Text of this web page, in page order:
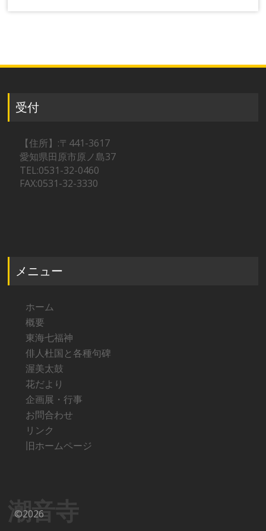
受付
【住所】:〒441-3617
愛知県田原市原ノ島37
TEL:0531-32-0460
FAX:0531-32-3330
メニュー
ホーム
概要
東海七福神
俳人杜国と各種句碑
渥美太鼓
花だより
企画展・行事
お問合わせ
リンク
旧ホームページ
潮音寺
©2026